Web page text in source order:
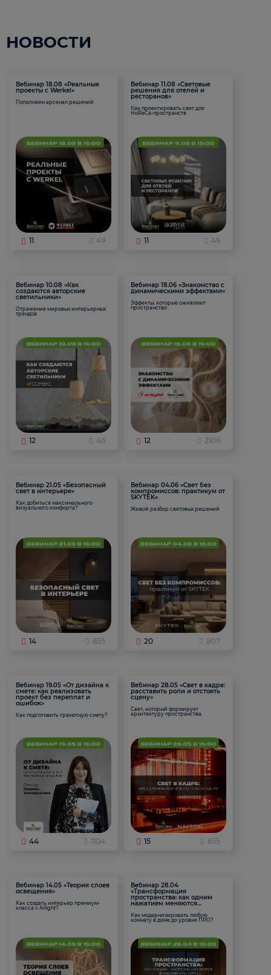
НОВОСТИ
Вебинар 18.08 «Реальные
проекты с Werkel»
Пополняем арсенал решений
11 49
Вебинар 11.08 «Световые
решения для отелей и
ресторанов»
Как проектировать свет для
HoReCa-пространств
11 46
Вебинар 10.08 «Как
создаются авторские
светильники»
Отражение мировых интерьерных
трендов
12 46
Вебинар 18.06 «Знакомство с
динамическими эффектами»
Эффекты, которые оживляют
пространство
12 2106
Вебинар 21.05 «Безопасный
свет в интерьере»
Как добиться максимального
визуального комфорта?
14 655
Вебинар 04.06 «Свет без
компромиссов: практикум от
SKYTEK»
Живой разбор световых решений
20 807
Вебинар 19.05 «От дизайна к
смете: как реализовать
проект без переплат и
ошибок»
Как подготовить грамотную смету?
44 1104
Вебинар 28.05 «Свет в кадре:
расставить роли и отстоять
сцену»
Свет, который формирует
архитектуру пространства.
15 655
Вебинар 14.05 «Теория слоев
освещения»
Как создать интерьер премиум-
класса с Arlight?
Вебинар 28.04
«Трансформация
пространства: как одним
нажатием меняются
Как модернизировать любую
комнату в доме до уровня ПРО?